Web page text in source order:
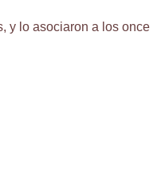
y lo asociaron a los once